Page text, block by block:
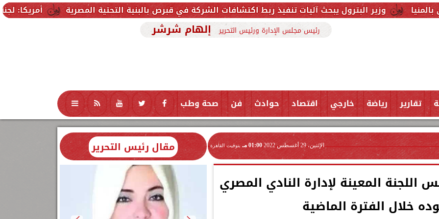
أمريكا: لجنة بمجلس البترول يبحث آليات تنفيذ ربط اكتشافات الشركة في قبرص بالبنية التحتية المصرية
رئيس مجلس الإدارة ورئيس التحرير إلهام شرشر
تقارير رياضة خارجي اقتصاد حوادث فن صحة وطب تكنولوجيا منوعات محافظات
الإثنين، 29 أغسطس 2022 01:00 مـ بتوقيت القاهرة
المعينة لإدارة النادي المصري
خلال الفترة الماضية
مقال رئيس التحرير